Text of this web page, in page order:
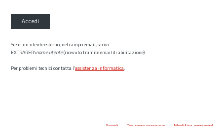
Accedi
Se sei un utente esterno, nel campo email, scrivi
EXTRARER\nome utente(ricevuto tramite email di abilitazione)
Per problemi tecnici contatta l’assistenza informatica.